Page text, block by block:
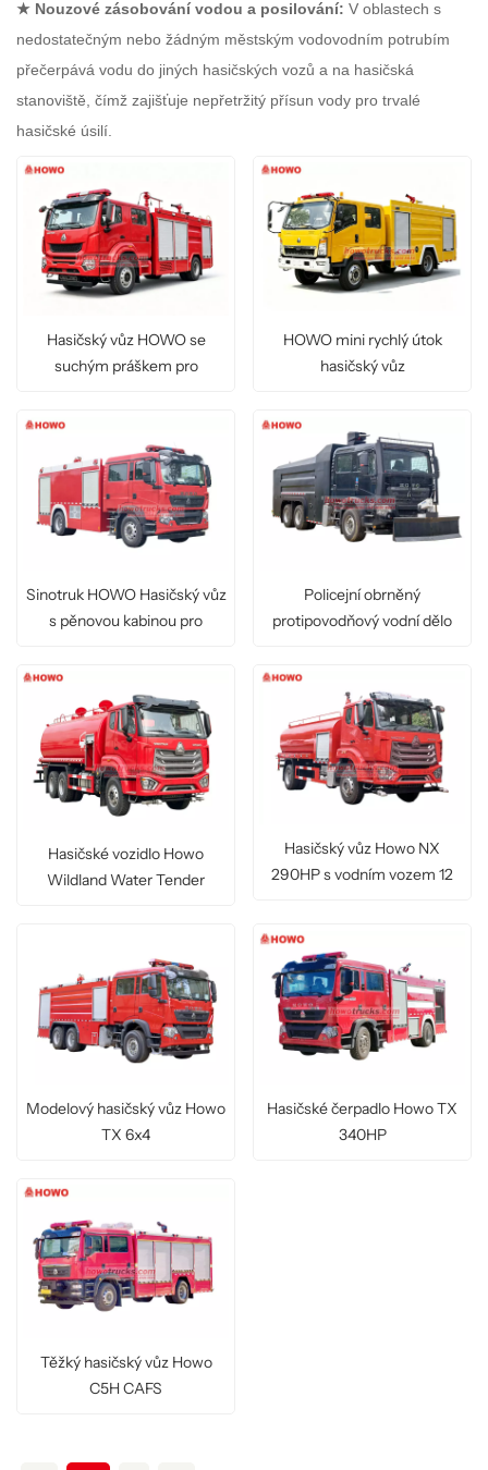
★ Nouzové zásobování vodou a posilování: V oblastech s
nedostatečným nebo žádným městským vodovodním potrubím
přečerpává vodu do jiných hasičských vozů a na hasičská
stanoviště, čímž zajišťuje nepřetržitý přísun vody pro trvalé
hasičské úsilí.
Hasičský vůz HOWO se
suchým práškem pro
HOWO mini rychlý útok
hasičský vůz
Sinotruk HOWO Hasičský vůz
s pěnovou kabinou pro
Policejní obrněný
protipovodňový vodní dělo
Hasičské vozidlo Howo
Wildland Water Tender
Hasičský vůz Howo NX
290HP s vodním vozem 12
Modelový hasičský vůz Howo
TX 6x4
Hasičské čerpadlo Howo TX
340HP
Těžký hasičský vůz Howo
C5H CAFS